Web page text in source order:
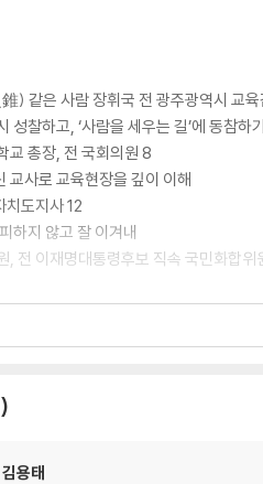
) 같은 사람 장휘국 전 광주광역시 교
성찰하고, ‘사람을 세우는 길’에 동참하
교 총장, 전 국회의원 8
교사로 교육현장을 깊이 이해
치도지사 12
하지 않고 잘 이겨내
, 전 이재명대통령후보 직속 국민화합위
까래를 세어라 29
김용태